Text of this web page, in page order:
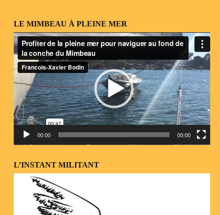
LE MIMBEAU À PLEINE MER
Lecteur
vidéo
00:00 00:00
L’INSTANT MILITANT